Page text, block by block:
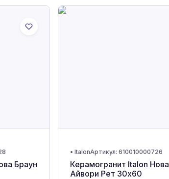
Браун
• ItalonАртикул: 610010000726
Керамогранит Italon Нова
Айвори Рет 30x60